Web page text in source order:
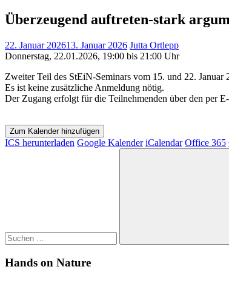
Überzeugend auftreten-stark
22. Januar 202613. Januar 2026 Jutta Ortlepp
Donnerstag, 22.01.2026, 19:00 bis 21:00 Uhr
Zweiter Teil des StEiN-Seminars vom 15. und 22. Januar
Es ist keine zusätzliche Anmeldung nötig.
Der Zugang erfolgt für die Teilnehmenden über den per
Zum Kalender hinzufügen
ICS herunterladen Google Kalender iCalendar Office 365
Hands on Nature